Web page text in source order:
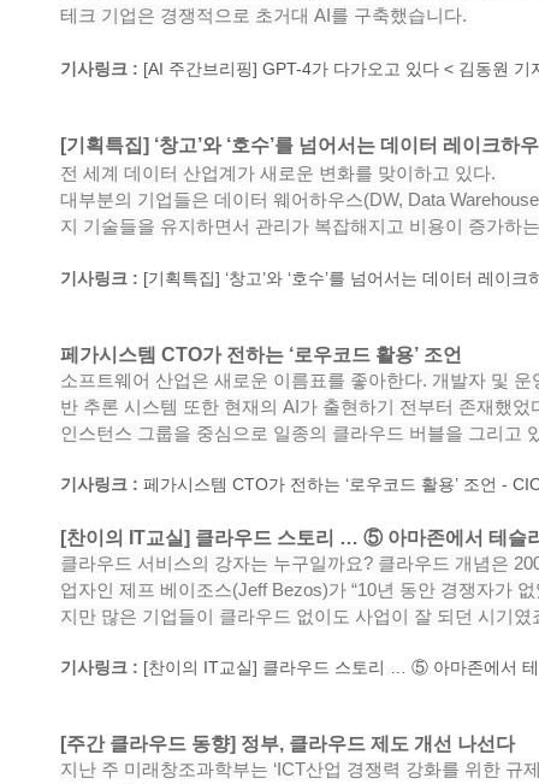
테크 기업은 경쟁적으로 초거대 AI를 구축했습니다.
기사링크 : [AI 주간브리핑] GPT-4가 다가오고 있다 < 김동원
[기획특집] ‘창고’와 ‘호수’를 넘어서는 데이터 레이크하
전 세계 데이터 산업계가 새로운 변화를 맞이하고 있다.
대부분의 기업들은 데이터 웨어하우스(DW, Data
지 기술들을 유지하면서 관리가 복잡해지고 비용이 증가하
기사링크 : [기획특집] ‘창고’와 ‘호수’를 넘어서는 데이터 레이
페가시스템 CTO가 전하는 ‘로우코드 활용’ 조언​
소프트웨어 산업은 새로운 이름표를 좋아한다. 개발자 및
반 추론 시스템 또한 현재의 AI가 출현하기 전부터 존재했
인스턴스 그룹을 중심으로 일종의 클라우드 버블을 그리고
기사링크 : 페가시스템 CTO가 전하는 ‘로우코드 활용’ 조언 -
[찬이의 IT교실] 클라우드 스토리 … ⑤ 아마존에서 테슬
클라우드 서비스의 강자는 누구일까요? 클라우드 개념은
업자인 제프 베이조스(Jeff Bezos)가 “10년 동안 경쟁자가
지만 많은 기업들이 클라우드 없이도 사업이 잘 되던 시기였
기사링크 : [찬이의 IT교실] 클라우드 스토리 … ⑤ 아마존에서
[주간 클라우드 동향] 정부, 클라우드 제도 개선 나선다​
지난 주 미래창조과학부는 ‘ICT산업 경쟁력 강화를 위한